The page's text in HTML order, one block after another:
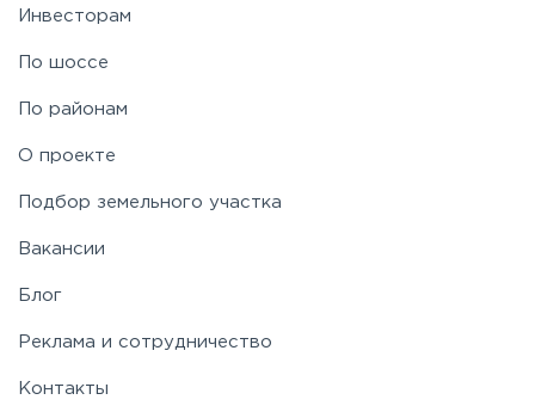
Инвесторам
По шоссе
По районам
О проекте
Подбор земельного участка
Вакансии
Блог
Реклама и сотрудничество
Контакты